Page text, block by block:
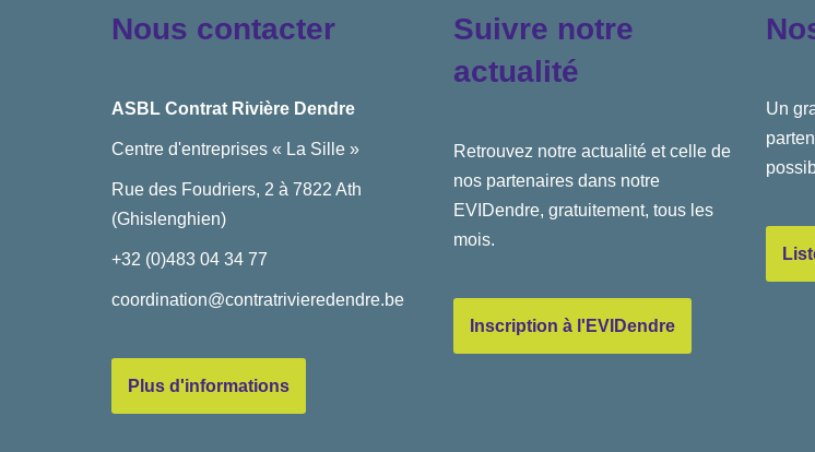
Nous contacter
ASBL Contrat Rivière Dendre
Centre d'entreprises « La Sille »
Rue des Foudriers, 2 à 7822 Ath
(Ghislenghien)
+32 (0)483 04 34 77
coordination@contratrivieredendre.be
Plus d'informations
Suivre notre
actualité
Retrouvez notre actualité et celle de
nos partenaires dans notre
EVIDendre, gratuitement, tous les
mois.
Inscription à l'EVIDendre
Un